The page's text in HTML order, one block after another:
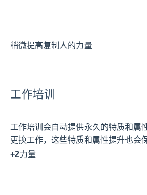
稍微提高复制人的力量
工作培训
工作培训会自动提供永久的特质和属
更换工作，这些特质和属性提升也会
+2力量